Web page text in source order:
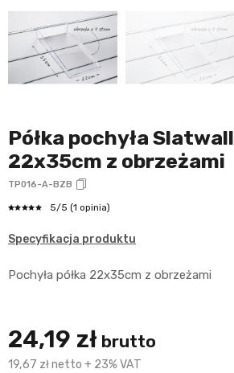
Półka pochyła Slatwall
22x35cm z obrzeżami
TP016-A-BZB
5/5 (1 opinia)
Specyfikacja produktu
Pochyła półka 22x35cm z obrzeżami
24,19 zł brutto
19,67 zł netto + 23% VAT